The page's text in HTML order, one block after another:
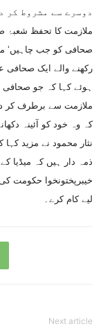
دوسرے سے مشروط کر
ملازمت کا تحفظ شعبۂ
صحافی کو جب چاہیں‘
رکھنے والے ایک صحافی
ہوئے کہا کہ جو صحافی
ملازمت سے برطرف کر
کہ وہ خود کو آئینہ
ذمہ دار ہیں کہ میڈیا
خیبرپختونخوا حکومت
لیے کام کرے۔
Next article